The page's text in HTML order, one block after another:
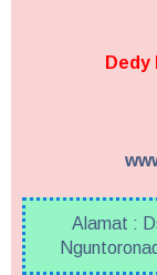
Dedy
Alamat :